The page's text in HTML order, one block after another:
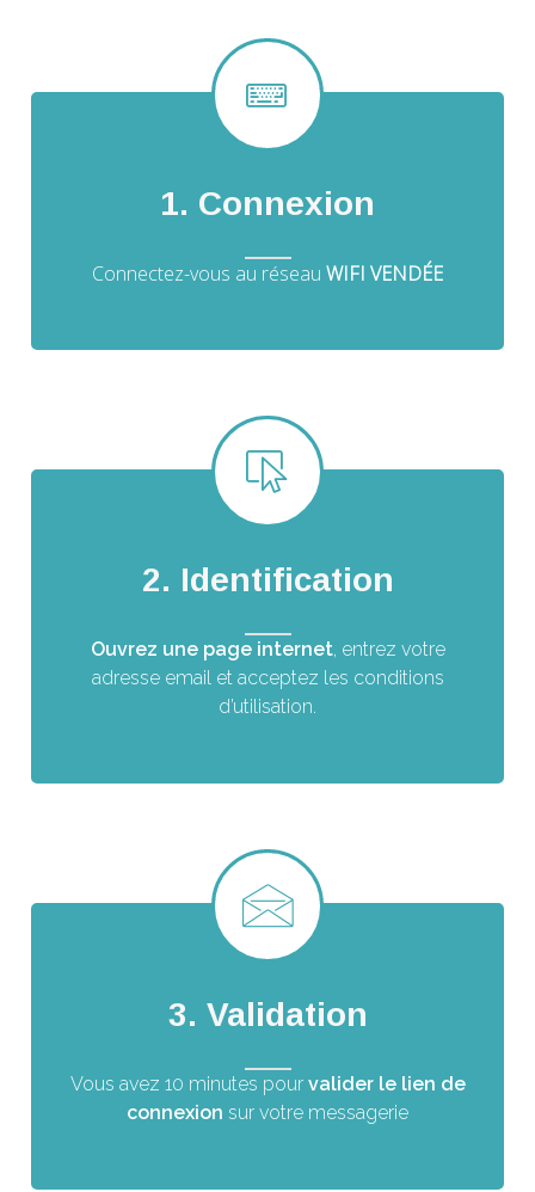
1. Connexion
Connectez-vous au réseau WIFI VENDÉE
2. Identification
Ouvrez une page internet, entrez votre
adresse email et acceptez les conditions
d’utilisation.
3. Validation
Vous avez 10 minutes pour valider le lien de
connexion sur votre messagerie